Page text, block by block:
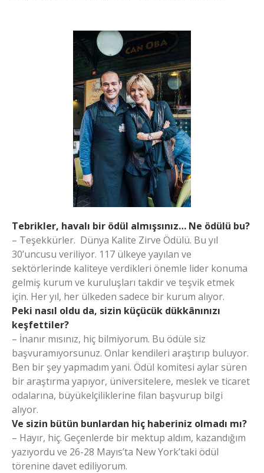
Tebrikler, havalı bir ödül almışsınız… Ne ödülü bu?
– Teşekkürler. Dünya Kalite Zirve Ödülü. Bu yıl
30’uncusu veriliyor. 117 ülkeye yayılan ve
sektörlerinde kaliteye verdikleri önemle lider konuma
gelmiş kurum ve kuruluşları takdir ve teşvik etmek
için. Her yıl, her ülkeden sadece bir kurum alıyor.
Peki nasıl oldu da, sizin küçücük dükkânınızı
keşfettiler?
– İnanır mısınız, hiç bilmiyorum. Bu ödüle siz
başvuramıyorsunuz. Onlar kendileri araştırıp buluyor.
Ben bir şey yapmadım yani. Ödül komitesi aylar süren
bir araştırma yapıyor, üniversitelere, meslek ve ticaret
odalarına, büyükelçiliklerine filan başvurup bilgi
alıyor.
Ve sizin bütün bunlardan hiç haberiniz olmadı mı?
– Hayır, hiç. Geçenlerde bir mektup aldım, kazandığım
yazıyordu ve 26-28 Mayıs’ta New York’taki ödül
törenine davet ediliyorum.